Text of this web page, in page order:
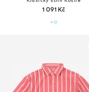
1 091 Kč